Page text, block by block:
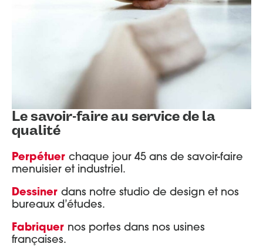
Le savoir-faire au service de la
qualité
Perpétuer chaque jour 45 ans de savoir-faire
menuisier et industriel.
Dessiner dans notre studio de design et nos
bureaux d’études.
Fabriquer nos portes dans nos usines
françaises.